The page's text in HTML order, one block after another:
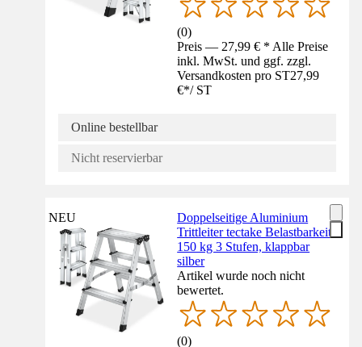
(0)
Preis — 27,99 € * Alle Preise
inkl. MwSt. und ggf. zzgl.
Versandkosten pro ST27,99
€*/ ST
Online bestellbar
Nicht reservierbar
NEU
Doppelseitige Aluminium
Trittleiter tectake Belastbarkeit
150 kg 3 Stufen, klappbar
silber
Artikel wurde noch nicht
bewertet.
(0)